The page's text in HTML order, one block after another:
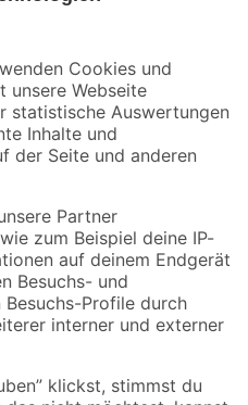
Aktionen mehr verpassen!
Versandarten